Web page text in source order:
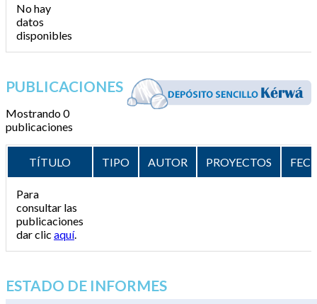
No hay
datos
disponibles
PUBLICACIONES
Mostrando 0
publicaciones
TÍTULO TIPO AUTOR PROYECTOS
Para
consultar las
publicaciones
dar clic aquí.
ESTADO DE INFORMES